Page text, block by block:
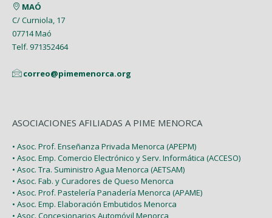
MAÓ
C/ Curniola, 17
07714 Maó
Telf. 971352464
correo@pimemenorca.org
ASOCIACIONES AFILIADAS A PIME MENORCA
• Asoc. Prof. Enseñanza Privada Menorca (APEPM)
• Asoc. Emp. Comercio Electrónico y Serv. Informática (ACCESO)
• Asoc. Tra. Suministro Agua Menorca (AETSAM)
• Asoc. Fab. y Curadores de Queso Menorca
• Asoc. Prof. Pastelería Panadería Menorca (APAME)
• Asoc. Emp. Elaboración Embutidos Menorca
• Asoc. Concesionarios Automóvil Menorca